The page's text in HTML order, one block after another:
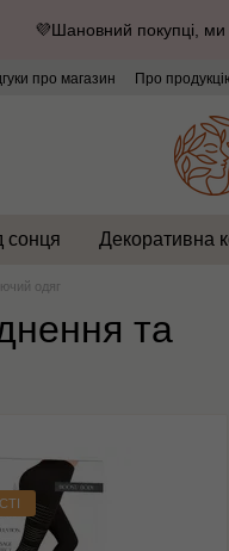
💜Шановний покупці,
про магазин Про
сонця Декоративна
одяг
та